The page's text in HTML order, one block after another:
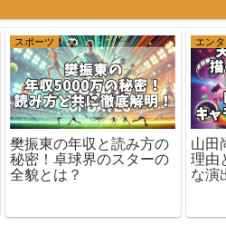
スポーツ
樊振東の年収と読み方の
秘密！卓球界のスターの
全貌とは？
エンタ
山田
理由
な演